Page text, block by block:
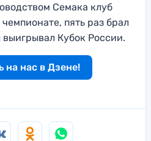
Семака клуб
пять раз брал
Кубок России.
на нас в Дзене!